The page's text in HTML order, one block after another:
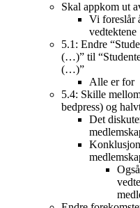
Skal appkom ut
Vi foreslår
vedtektene
5.1: Endre
(…)” til
(…)”
Alle er for
5.4: Skille
bedpress) og
Det